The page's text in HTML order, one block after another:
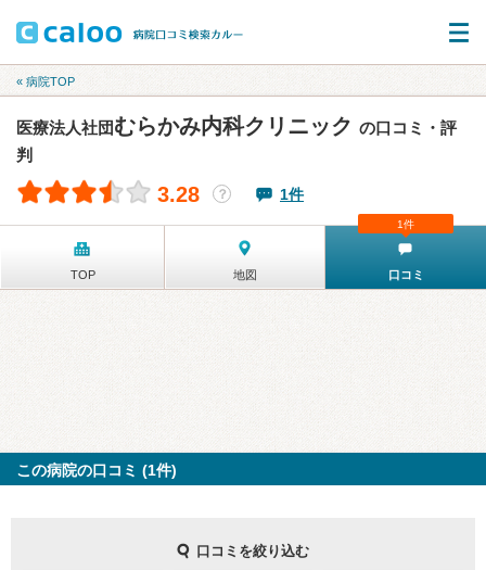
« 病院TOP
医療法人社団むらかみ内科クリニック の口コミ・評
判
3.28 ？ 1件
TOP 地図 口コミ
1件
この病院の口コミ (1件)
口コミを絞り込む